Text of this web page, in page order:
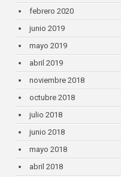
febrero 2020
junio 2019
mayo 2019
abril 2019
noviembre 2018
octubre 2018
julio 2018
junio 2018
mayo 2018
abril 2018